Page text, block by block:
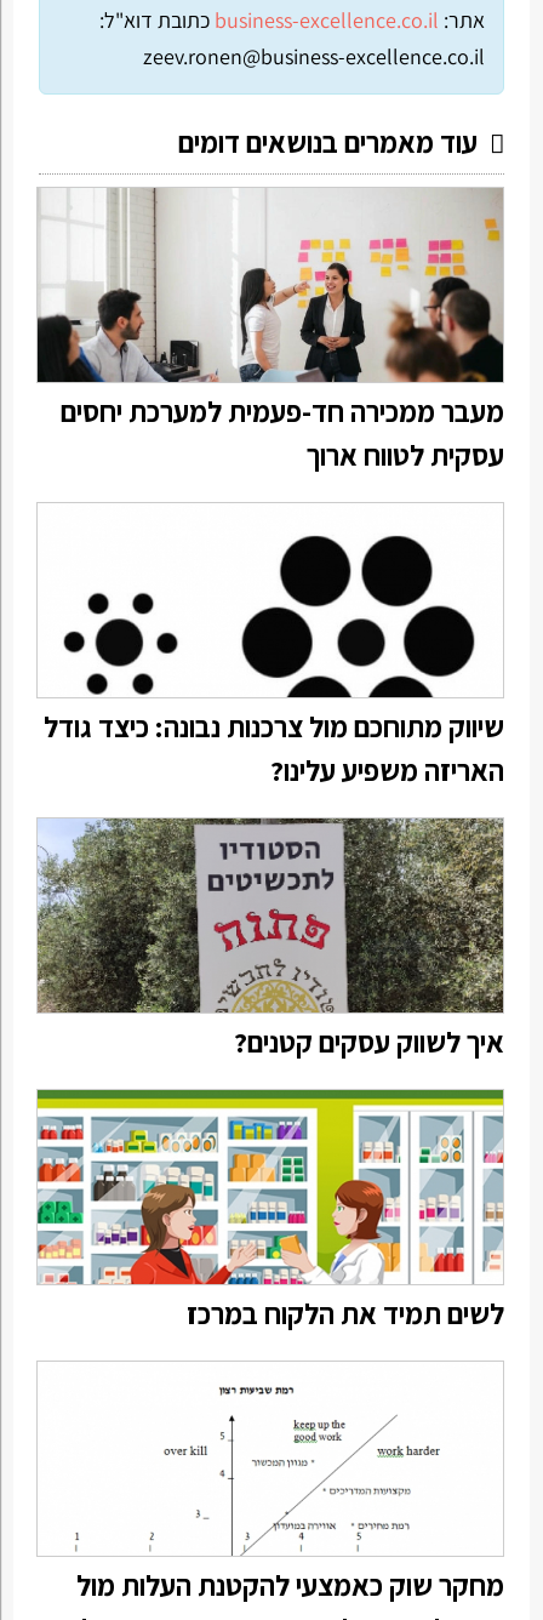
אתר: business-excellence.co.il כתובת דוא"ל:
zeev.ronen@business-excellence.co.il
עוד מאמרים בנושאים דומים
מעבר ממכירה חד-פעמית למערכת יחסים
עסקית לטווח ארוך
שיווק מתוחכם מול צרכנות נבונה: כיצד גודל
האריזה משפיע עלינו?
איך לשווק עסקים קטנים?
לשים תמיד את הלקוח במרכז
מחקר שוק כאמצעי להקטנת העלות מול